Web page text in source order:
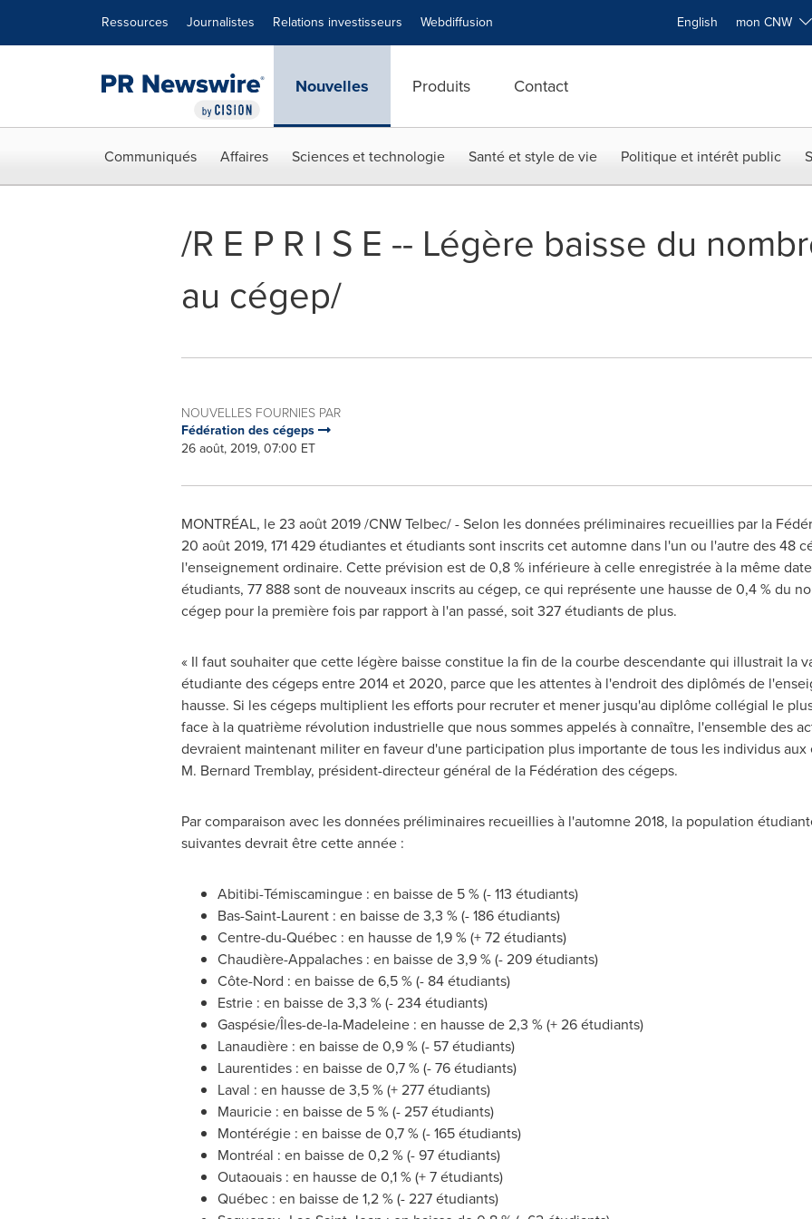
Ressources Journalistes Relations investisseurs Webdiffusion English mon CNW
Nouvelles Produits Contact
Communiqués Affaires Sciences et technologie Santé et style de vie Politique et intérêt public
/R E P R I S E -- Légère baisse du
au cégep/
NOUVELLES FOURNIES PAR
Fédération des cégeps
26 août, 2019, 07:00 ET
MONTRÉAL, le 23 août 2019 /CNW Telbec/ - Selon les données préliminaires recueillies par la
20 août 2019, 171 429 étudiantes et étudiants sont inscrits cet automne dans l'un ou l'autre des 48
l'enseignement ordinaire. Cette prévision est de 0,8 % inférieure à celle enregistrée à la même
étudiants, 77 888 sont de nouveaux inscrits au cégep, ce qui représente une hausse de 0,4 % du
cégep pour la première fois par rapport à l'an passé, soit 327 étudiants de plus.
« Il faut souhaiter que cette légère baisse constitue la fin de la courbe descendante qui illustrait la
étudiante des cégeps entre2014 et2020, parce que les attentes à l'endroit des diplômés de
hausse. Si les cégeps multiplient les efforts pour recruter et mener jusqu'au diplôme collégial le
face à la quatrième révolution industrielle que nous sommes appelés à connaître, l'ensemble des
devraient maintenant militer en faveur d'une participation plus importante de tous les individus aux
M. Bernard Tremblay, président-directeur général de la Fédération des cégeps.
Par comparaison avec les données préliminaires recueillies à l'automne 2018, la population
suivantes devrait être cette année :
Abitibi-Témiscamingue : en baisse de 5 % (- 113 étudiants)
Bas-Saint-Laurent: en baisse de 3,3 % (- 186 étudiants)
Centre-du-Québec : en hausse de 1,9 % (+ 72 étudiants)
Chaudière-Appalaches : en baisse de 3,9 % (- 209 étudiants)
Côte-Nord : en baisse de 6,5 % (- 84 étudiants)
Estrie : en baisse de 3,3 % (- 234 étudiants)
Gaspésie/Îles-de-la-Madeleine : en hausse de 2,3 % (+ 26 étudiants)
Lanaudière : en baisse de 0,9 % (- 57 étudiants)
Laurentides : en baisse de 0,7 % (- 76 étudiants)
Laval : en hausse de 3,5 % (+ 277 étudiants)
Mauricie : en baisse de 5 % (- 257 étudiants)
Montérégie : en baisse de 0,7 % (- 165 étudiants)
Montréal : en baisse de 0,2 % (- 97 étudiants)
Outaouais : en hausse de 0,1 % (+ 7 étudiants)
Québec : en baisse de 1,2 % (- 227 étudiants)